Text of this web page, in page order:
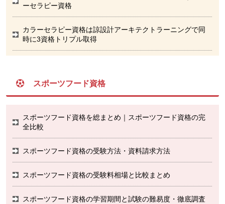
ーセラピー資格
カラーセラピー資格は諒設計アーキテクトラーニングで同
時に3資格トリプル取得
スポーツフード資格
スポーツフード資格を総まとめ｜スポーツフード資格の完
全比較
スポーツフード資格の受験方法・資料請求方法
スポーツフード資格の受験料相場と比較まとめ
スポーツフード資格の学習期間と試験の難易度・徹底調査